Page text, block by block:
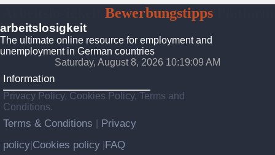
BewerbungstippsPlatform
arbeitslosigkeit
The ultimate online resource for employment and
unemployment in German countries
Saturday, August 8, 2026 10:19:11 AM
Information
Privacy Policy, Cookies Policy, Terms and
Conditions.
Terms & Conditions
Privacy
policy Cookies policy FAQ